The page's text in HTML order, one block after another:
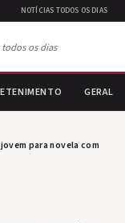
NOTÍCIAS TODOS OS DIAS
os dias
GERAL
para novela com